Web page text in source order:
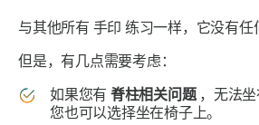
与其他所有 手印 练习一样，它没有任
但是，有几点需要考虑：
如果您有 脊柱相关问题，无法坐
您也可以选择坐在椅子上。